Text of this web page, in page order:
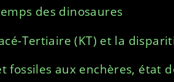
des dinosaures
Tertiaire (KT) et la
fossiles aux enchères, état